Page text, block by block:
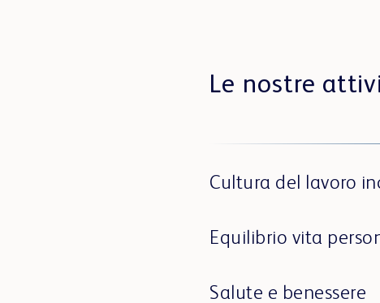
Le nostre
Cultura del lavoro
Equilibrio vita
Salute e benessere